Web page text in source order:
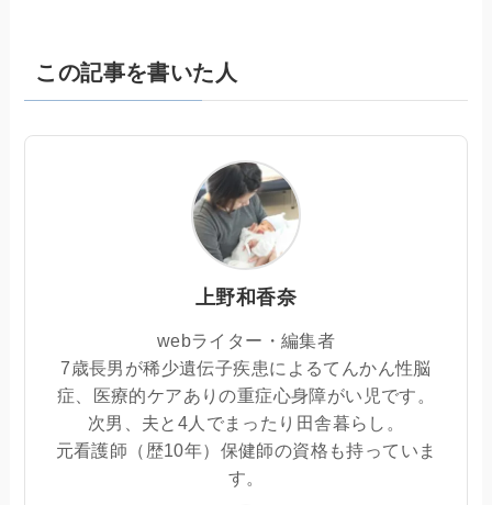
この記事を書いた人
上野和香奈
webライター・編集者
7歳長男が稀少遺伝子疾患によるてんかん性脳
症、医療的ケアありの重症心身障がい児です。
次男、夫と4人でまったり田舎暮らし。
元看護師（歴10年）保健師の資格も持っていま
す。